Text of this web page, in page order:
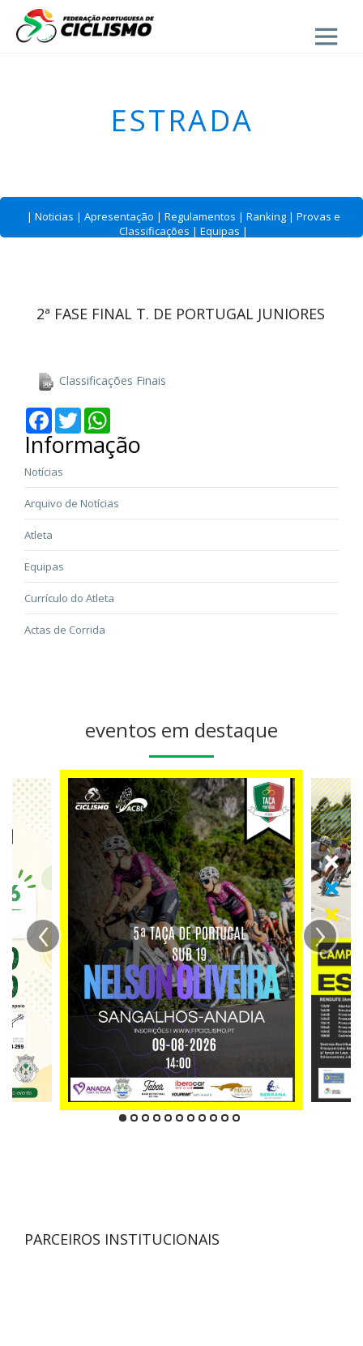
Close
ESTRADA
| Noticias | Apresentação | Regulamentos | Ranking | Provas e
Classificações | Equipas |
2ª FASE FINAL T. DE PORTUGAL JUNIORES
Classificações Finais
Facebook
Twitter
Informação
Notícias
Arquivo de Notícias
Atleta
Equipas
Currículo do Atleta
Actas de Corrida
eventos em destaque
‹ ›
PARCEIROS INSTITUCIONAIS